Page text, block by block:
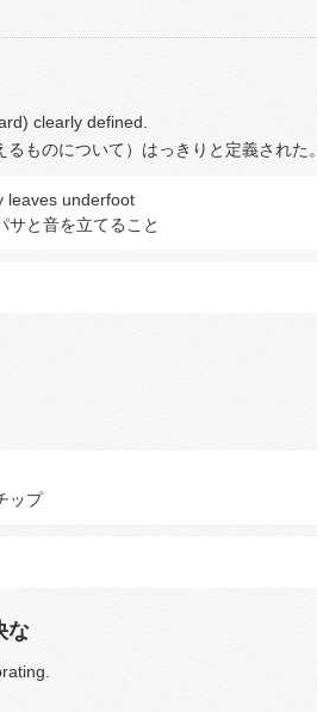
clearly defined.
るものについて）はっきりと定義された。
leaves underfoot
サと音を立てること
ップ
な